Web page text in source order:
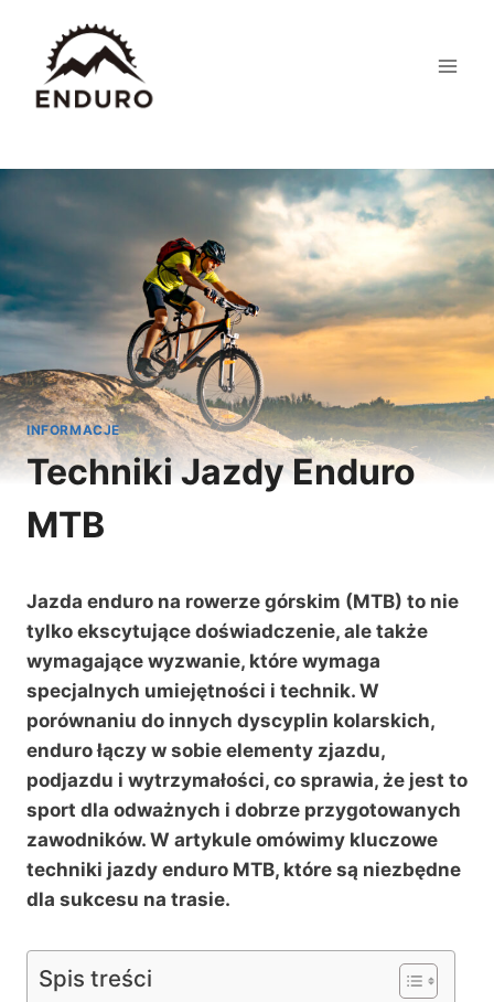
treści
INFORMACJE
Techniki Jazdy Enduro
MTB
Jazda enduro na rowerze górskim (MTB) to nie
tylko ekscytujące doświadczenie, ale także
wymagające wyzwanie, które wymaga
specjalnych umiejętności i technik. W
porównaniu do innych dyscyplin kolarskich,
enduro łączy w sobie elementy zjazdu,
podjazdu i wytrzymałości, co sprawia, że jest to
sport dla odważnych i dobrze przygotowanych
zawodników. W artykule omówimy kluczowe
techniki jazdy enduro MTB, które są niezbędne
dla sukcesu na trasie.
Spis treści